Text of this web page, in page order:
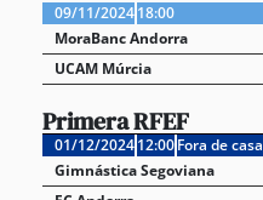
09/11/202418:00
MoraBanc Andorra
UCAM Múrcia
Primera RFEF
01/12/202412:00Fora de casa
Gimnástica Segoviana